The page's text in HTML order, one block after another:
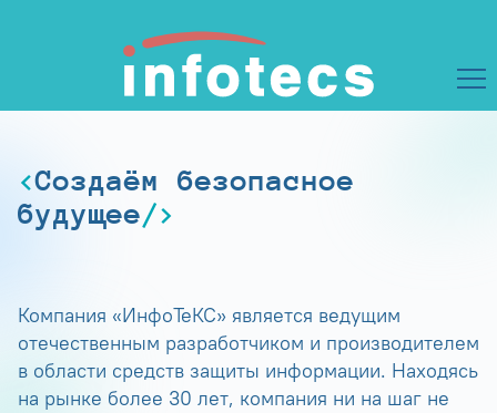
Создаём безопасное
будущее
Компания «ИнфоТеКС» является ведущим
отечественным разработчиком и производителем
в области средств защиты информации. Находясь
на рынке более 30 лет, компания ни на шаг не